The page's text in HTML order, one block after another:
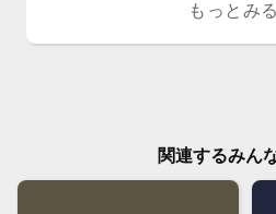
もっとみ
関連するみん